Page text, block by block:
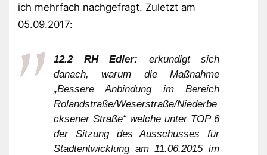
ich mehrfach nachgefragt. Zuletzt am
05.09.2017:
12.2 RH Edler: erkundigt sich
danach, warum die Maßnahme
„Bessere Anbindung im Bereich
Rolandstraße/Weserstraße/Niederbe
cksener Straße“ welche unter TOP 6
der Sitzung des Ausschusses für
Stadtentwicklung am 11.06.2015 im